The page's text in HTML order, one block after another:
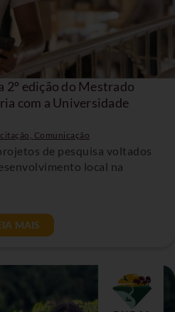
2º edição do Mestrado
com a Universidade
Comunicação
de pesquisa voltados
local na
MAIS